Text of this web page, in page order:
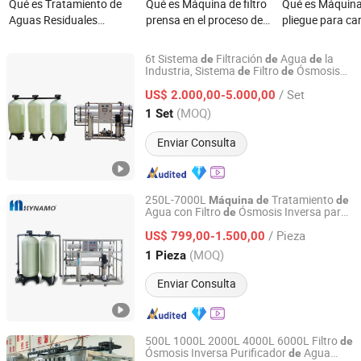
Qué es Tratamiento de
Aguas Residuales
Qué es Máquina de filtro
prensa en el proceso de
el aceite de palma
Qué es
pliegue para
fundido por
ahorra energía
6t Sistema de Filtración de Agua de la
Industria, Sistema de Filtrode Ósmosis
TratamientodePurificación para Riego
Agrícola
US$ 2.000,00-5.000,00 / Set
1 Set (MOQ)
Enviar Consulta
Ningbo Golden Yangtze River Water Treatment Equipment
Co., Ltd
Zhejiang, China Desde 2024
250L-7000L Máquina de Tratamientode
Agua con Filtrode Ósmosis Inversa para
US$ 799,00-1.500,00 / Pieza
1 Pieza (MOQ)
Enviar Consulta
Hangzhou Haina Environmental Protection Tech Co., Ltd.
Zhejiang, China Desde 2019
500L 1000L 2000L 4000L 6000L Filtrode
Ósmosis Inversa Purificadorde Agua